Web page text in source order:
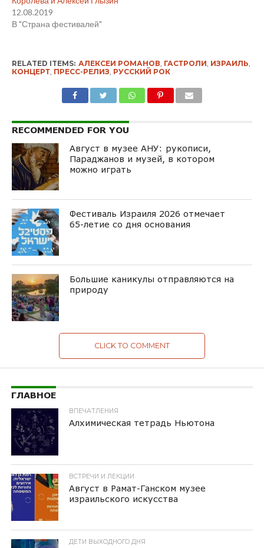
12.08.2019
В "Страна фестивалей"
RELATED ITEMS: АЛЕКСЕИ РОМАНОВ, ГАСТРОЛИ, ИЗРАИЛЬ,
КОНЦЕРТ, ПРЕСС-РЕЛИЗ, РУССКИЙ РОК
RECOMMENDED FOR YOU
Август в музее АНУ: рукописи,
Параджанов и музей, в котором
можно играть
Фестиваль Израиля 2026 отмечает
65-летие со дня основания
Большие каникулы отправляются на
природу
CLICK TO COMMENT
ГЛАВНОЕ
ВПЕЧАТЛЕНИЯ
Алхимическая тетрадь Ньютона
ВСТРЕЧИ И ЛЕКЦИИ
Август в Рамат-Ганском музее
израильского искусства
ДЕТИ ВЫХОДНОГО ДНЯ